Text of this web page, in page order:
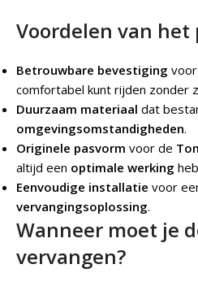
Voordelen van het
Betrouwbare bevestiging
comfortabel kunt rijden zonder
Duurzaam materiaal dat
omgevingsomstandigheden.
Originele pasvorm voor de
altijd een optimale werking
Eenvoudige installatie voor
vervangingsoplossing.
Wanneer moet je
vervangen?